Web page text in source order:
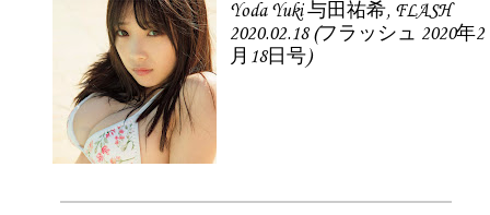
Yoda Yuki 与田祐希, FLASH
2020.02.18 (フラッシュ 2020年2
月18日号)